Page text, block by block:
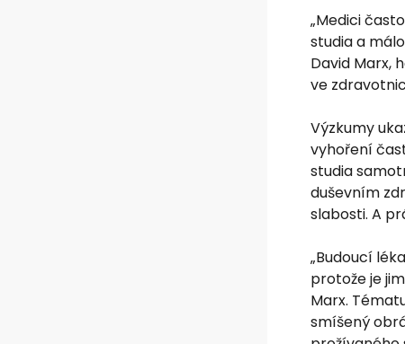
„Medici
studia a
David Marx,
ve
Výzkumy
vyhoření
studia
duševním
slabosti. A
„Budoucí
protože je
Marx.
smíšený